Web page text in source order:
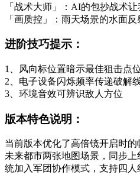
「战术大师」：AI的包抄战术
「画质控」：雨天场景的水面
进阶技巧提示：
1、风向标位置暗示最佳狙击点
2、电子设备闪烁频率传递破解
3、环境音效可辨识敌人方位
版本特色说明：
当前版本优化了高倍镜开启时
未来都市两张地图场景，同步
统加入军团协作模式，支持四人